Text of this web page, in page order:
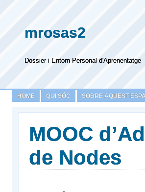
mrosas2
Dossier i Entorn Personal d'Aprenentatge
HOME QUI SÓC SOBRE AQUEST
MOOC
de Nodes